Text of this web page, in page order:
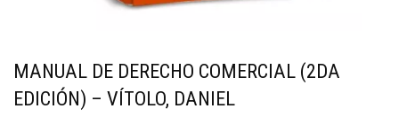
MANUAL DE DERECHO COMERCIAL (2DA
EDICIÓN) – VÍTOLO, DANIEL